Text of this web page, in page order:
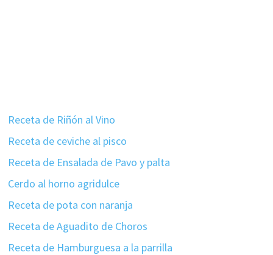
Receta de Riñón al Vino
Receta de ceviche al pisco
Receta de Ensalada de Pavo y palta
Cerdo al horno agridulce
Receta de pota con naranja
Receta de Aguadito de Choros
Receta de Hamburguesa a la parrilla